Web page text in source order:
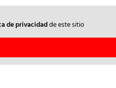
de privacidadde este sitio